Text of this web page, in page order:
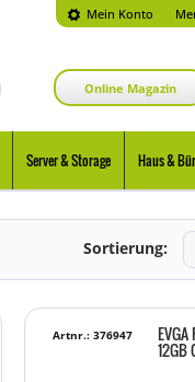
Mein Konto
Online Magazin
Server & Storage Haus &
Sortierung:
12GB
Artnr.: 376947